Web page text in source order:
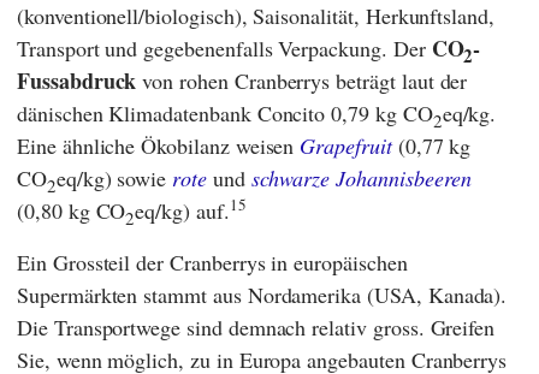
(konventionell/biologisch), Saisonalität, Herkunftsland,
Transport und gegebenenfalls Verpackung. Der CO2-
Fussabdruck von rohen Cranberrys beträgt laut der
dänischen Klimadatenbank Concito0,79 kg CO2eq/kg.
Eine ähnliche Ökobilanz weisen Grapefruit(0,77 kg
CO2eq/kg) sowie roteund schwarze Johannisbeeren
(0,80 kg CO2eq/kg) auf.15
Ein Grossteil der Cranberrys in europäischen
Supermärkten stammt aus Nordamerika (USA, Kanada).
Die Transportwege sind demnach relativ gross. Greifen
Sie, wenn möglich, zu in Europa angebauten Cranberrys